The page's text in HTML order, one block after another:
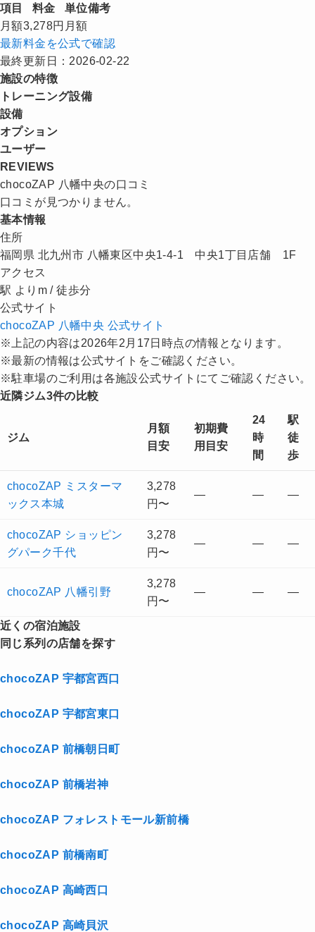
項目
料金 単位備考
月額3,278円 月額
最新料金を公式で確認
最終更新日：2026-02-22
施設の特徴
トレーニング設備
設備
オプション
ユーザー
REVIEWS
chocoZAP 八幡中央の口コミ
口コミが見つかりません。
基本情報
住所
福岡県 北九州市 八幡東区中央1-4-1 中央1丁目店舗 1F
アクセス
駅 よりm / 徒歩分
公式サイト
chocoZAP 八幡中央 公式サイト
※上記の内容は2026年2月17日時点の情報となります。
※最新の情報は公式サイトをご確認ください。
※駐車場のご利用は各施設公式サイトにてご確認ください。
近隣ジム3件の比較
ジム
月額
目安
初期費
用目安
24
時
間
駅
徒
歩
chocoZAP ミスターマ
ックス本城
3,278
円〜
— — —
chocoZAP ショッピン
グパーク千代
3,278
円〜
— — —
chocoZAP 八幡引野
3,278
円〜
— — —
近くの宿泊施設
同じ系列の店舗を探す
chocoZAP 宇都宮西口
chocoZAP 宇都宮東口
chocoZAP 前橋朝日町
chocoZAP 前橋岩神
chocoZAP フォレストモール新前橋
chocoZAP 前橋南町
chocoZAP 高崎西口
chocoZAP 高崎貝沢